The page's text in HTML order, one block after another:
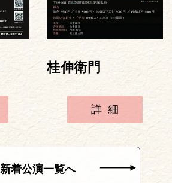
桂伸衛門
詳細
新着公演一覧へ